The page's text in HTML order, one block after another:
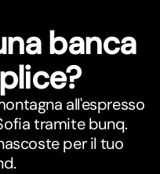
banca
all'espresso
tramite bunq.
per il tuo